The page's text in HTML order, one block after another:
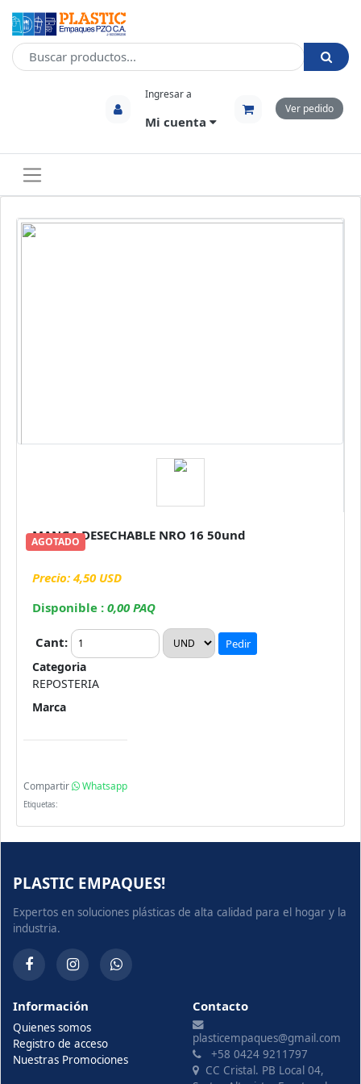
Ingresar a
Mi cuenta
Ver pedido
MANGA DESECHABLE NRO 16 50und
Precio: 4,50 USD
Disponible : 0,00 PAQ
AGOTADO
Cant: Pedir
Categoria
REPOSTERIA
Marca
Compartir Whatsapp
Etiquetas:
PLASTIC EMPAQUES!
Expertos en soluciones plásticas de alta calidad para el hogar y la
industria.
Información
Quienes somos
Registro de acceso
Nuestras Promociones
Contacto
plasticempaques@gmail.com
+58 0424 9211797
CC Cristal. PB Local 04,